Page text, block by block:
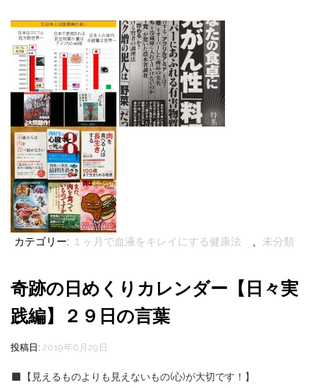
カテゴリー: １ヶ月で血液をキレイにする健康法 、 未分類
奇跡の日めくりカレンダー【日々実
践編】２９日の言葉
投稿日: 2019年6月29日
【見えるものよりも見えないもの(心)が大切です！】